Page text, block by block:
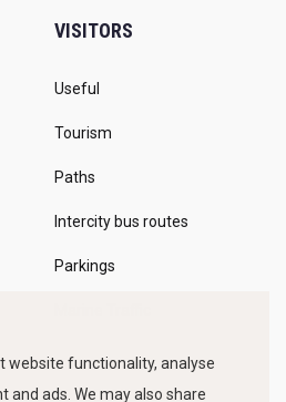
VISITORS
Useful
Tourism
Paths
Intercity bus routes
Parkings
website functionality, analyse
and ads. We may also share